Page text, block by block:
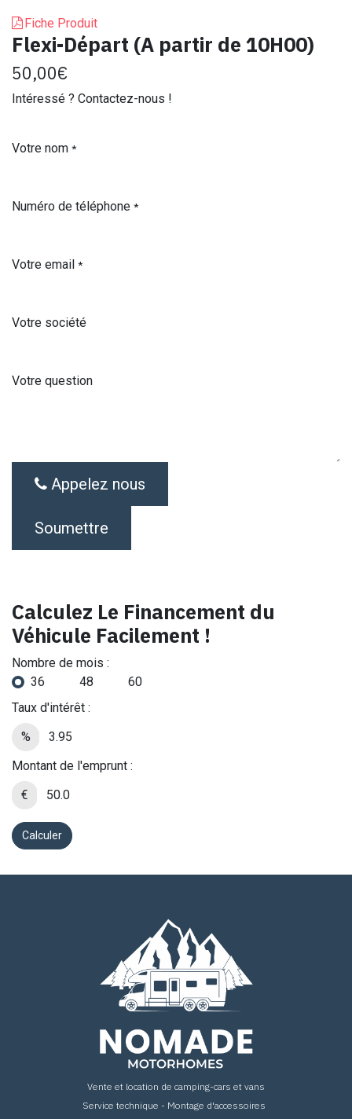
Fiche Produit
Flexi-Départ (A partir de 10H00)
50,00€
Intéressé ? Contactez-nous !
Votre nom *
Numéro de téléphone *
Votre email *
Votre société
Votre question
Appelez nous
Soumettre
Calculez Le Financement du
Véhicule Facilement !
Nombre de mois :
36
48
60
Taux d'intérêt :
%
Montant de l'emprunt :
€
Calculer
Vente et location de camping-cars et vans
Service technique - Montage d'accessoires